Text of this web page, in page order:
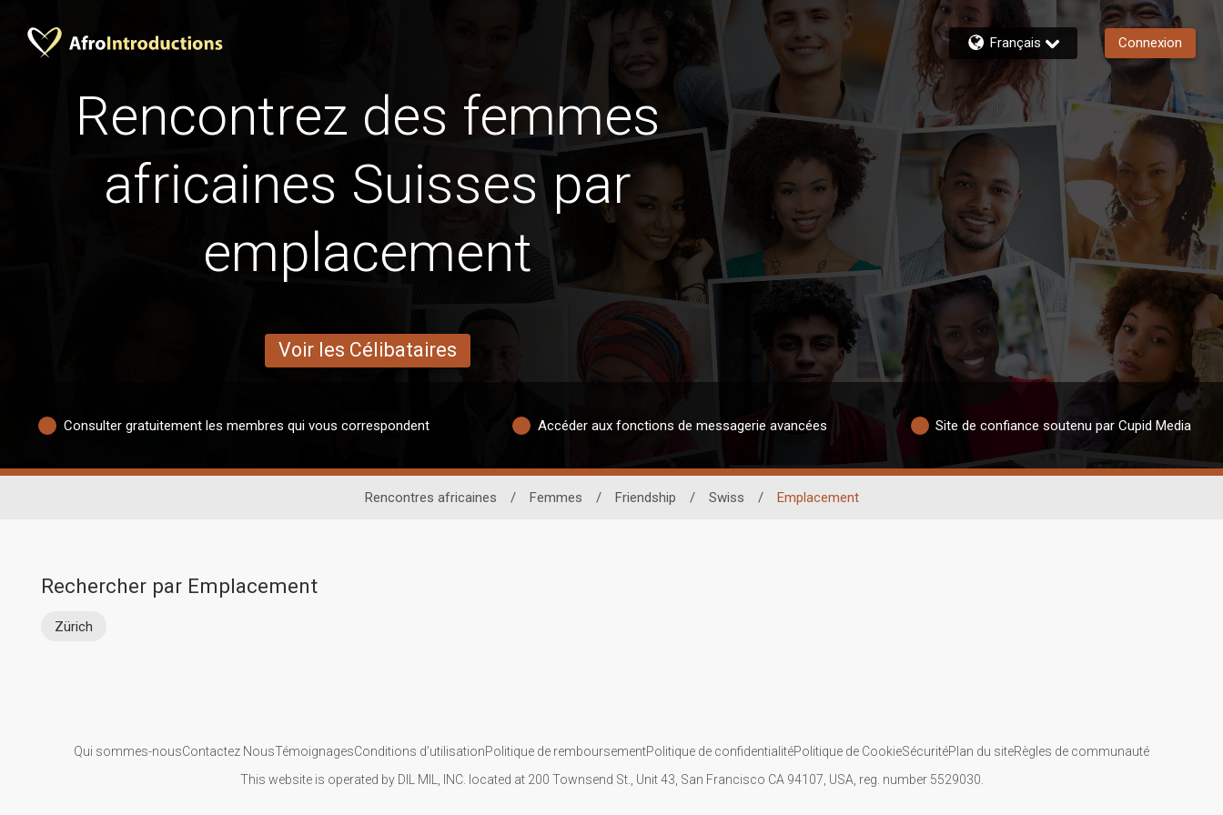
Français Connexion
Rencontrez des femmes
africaines Suisses par
emplacement
Voir les Célibataires
Consulter gratuitement les membres qui vous correspondent Accéder aux fonctions de messagerie avancées Site de confiance soutenu par Cupid Media
Rencontres africaines / Femmes / Friendship / Swiss / Emplacement
Rechercher par Emplacement
Zürich
Qui sommes-nousContactez NousTémoignagesConditions d’utilisationPolitique de remboursementPolitique de confidentialitéPolitique de CookieSécuritéPlan du siteRègles de communauté
This website is operated by DIL MIL, INC. located at 200 Townsend St., Unit 43, San Francisco CA 94107, USA, reg. number 5529030.